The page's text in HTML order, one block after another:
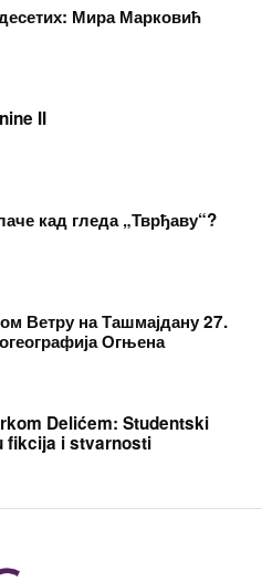
Мира Марковић
II
кад гледа „Тврђаву“?
Ветру на Ташмајдану 27.
Огњена
Delićem: Studentski
fikcija i stvarnosti